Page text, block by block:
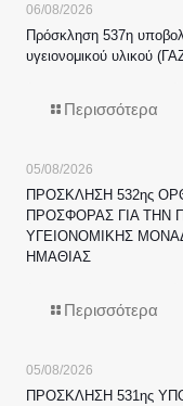
06/08/2026
Πρόσκληση 537η
υγειονομικού υλικού
Περισσότερα
05/08/2026
ΠΡΟΣΚΛΗΣΗ 532ης
ΠΡΟΣΦΟΡΑΣ ΓΙΑ ΤΗΝ
ΥΓΕΙΟΝΟΜΙΚΗΣ
ΗΜΑΘΙΑΣ
Περισσότερα
05/08/2026
ΠΡΟΣΚΛΗΣΗ 531ης